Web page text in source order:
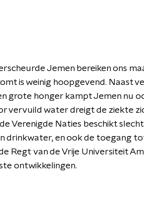
Jemen bereiken ons
is weinig hoopgevend. Naast
grote honger kampt Jemen nu
vervuild water dreigt de ziekte
Verenigde Naties beschikt
drinkwater, en ook de toegang
Regt van de Vrije Universiteit
ontwikkelingen.